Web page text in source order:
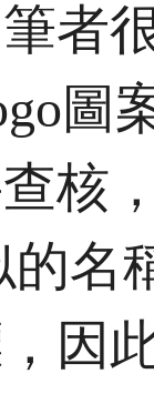
者
核
名
因